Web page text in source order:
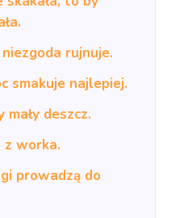
rujnuje.
smakuje najlepiej.
mały deszcz.
z worka.
prowadzą do